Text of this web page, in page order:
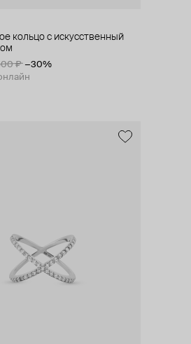
кольцо с искусственный
₽ −30%